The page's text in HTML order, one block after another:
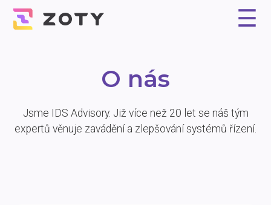
☰
O nás
Jsme IDS Advisory. Již více než 20 let se náš tým
expertů věnuje zavádění a zlepšování systémů řízení.